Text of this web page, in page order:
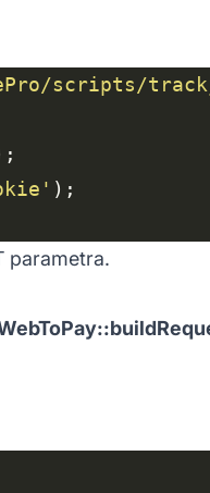
scripts/
parametra.